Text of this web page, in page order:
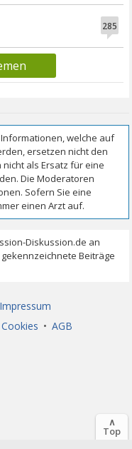
285
Impressum
• AGB
∧
Top